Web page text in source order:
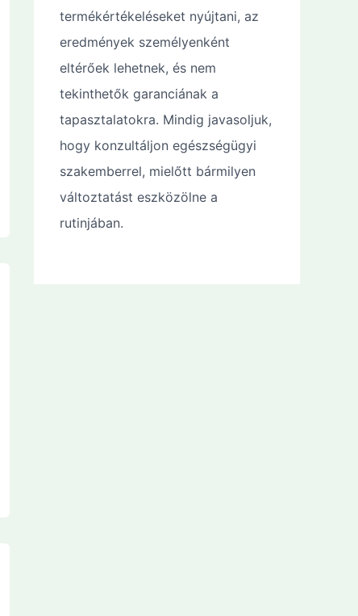
termékértékeléseket nyújtani, az
eredmények személyenként
eltérőek lehetnek, és nem
tekinthetők garanciának a
tapasztalatokra. Mindig javasoljuk,
hogy konzultáljon egészségügyi
szakemberrel, mielőtt bármilyen
változtatást eszközölne a
rutinjában.